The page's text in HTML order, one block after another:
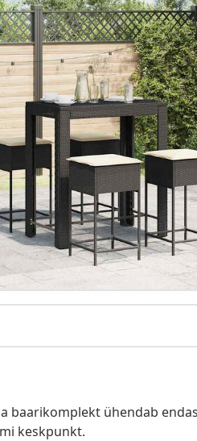
baarikomplekt ühendab
keskpunkt.